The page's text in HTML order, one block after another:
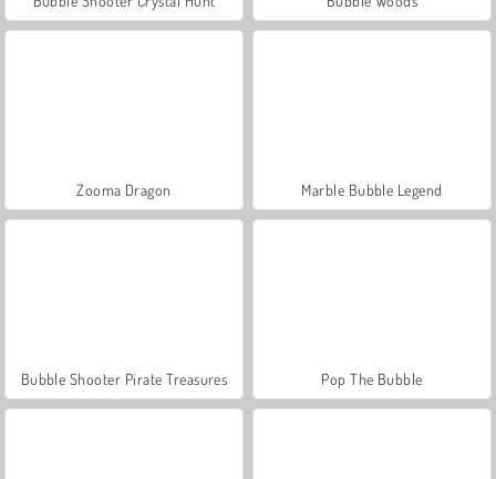
Zooma Dragon Marble Bubble Legend
Bubble Shooter Pirate Treasures Pop The Bubble